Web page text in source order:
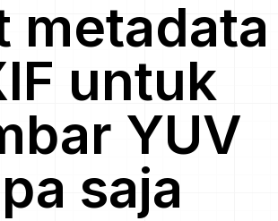
metadata
untuk
YUV
saja